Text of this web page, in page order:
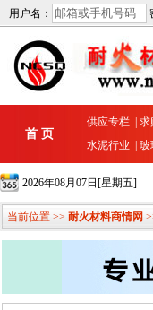
用户名：
首 页
供应专栏 求
水泥行业
玻
2026年08月07日[星期五]
当前位置 >> 耐火材料商情网